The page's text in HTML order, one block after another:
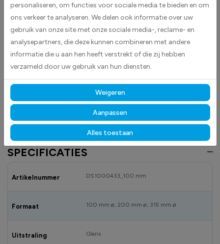
BESCHRIJVING
Gesloten voor motorvoertuigen stickers worden geleverd als ronde
stickers.Deze worden standaard geleverd in rood met wit als
contrastkleur en symboolkleur.Gesloten voor motorvoertuigen op meer
de RVV 1990, WVW 1994, BABW, verordeningen of andere doeleinden.
Het doel hiervan is om uniformiteit en eenduidigheid van
verkeersborden in Nederland te bevorderen. Bij de totstandkoming van
deze stickers zijn de gebruikte gegevens zorgvuldig verzameld en
verwerkt.
SPECIFICATIES
Artikelnummer DS1000433_100 mm
Formaat 100 mm ø, 200 mm ø, 315 mm ø
Uitstraling Glans
personaliseren, om functies voor sociale media te bieden en om
ons verkeer te analyseren. We delen ook informatie over uw
gebruik van onze site met onze sociale media-, reclame- en
analysepartners, die deze kunnen combineren met andere
informatie die u aan hen heeft verstrekt of die zij hebben
verzameld door uw gebruik van hun diensten.
Weigeren
Aanpassen
Alles toestaan